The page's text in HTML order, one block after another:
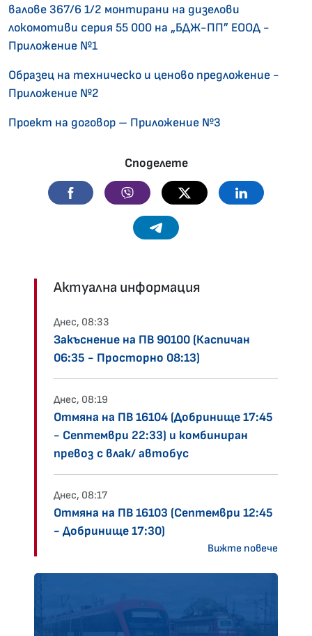
валове 367/6 1/2 монтирани на дизелови
локомотиви серия 55 000 на „БДЖ-ПП” ЕООД -
Приложение №1
Образец на техническо и ценово предложение -
Приложение №2
Проект на договор – Приложение №3
Споделете
Facebook Viber Twitter Linkedin
Telegram
Актуална информация
Днес, 08:33
Закъснение на ПВ 90100 (Каспичан
06:35 - Просторно 08:13)
Днес, 08:19
Отмяна на ПВ 16104 (Добринище 17:45
- Септември 22:33) и комбиниран
превоз с влак/ автобус
Днес, 08:17
Отмяна на ПВ 16103 (Септември 12:45
- Добринище 17:30)
Вижте повече